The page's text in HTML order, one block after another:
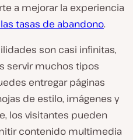
a mejorar la experiencia
tasas de abandono.
son casi infinitas,
servir muchos tipos
entregar páginas
de estilo, imágenes y
los visitantes pueden
contenido multimedia